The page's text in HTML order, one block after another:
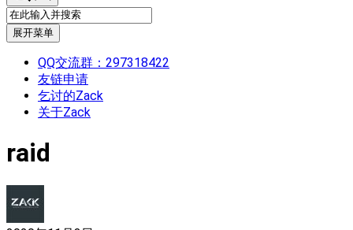
展开菜单
QQ交流群：297318422
友链申请
乞讨的Zack
关于Zack
raid